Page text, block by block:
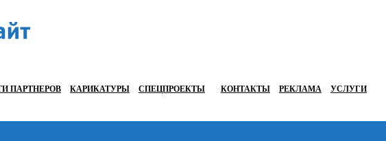
ПАРТНЕРОВ КАРИКАТУРЫ СПЕЦПРОЕКТЫ КОНТАКТЫ РЕКЛАМА УСЛУГИ